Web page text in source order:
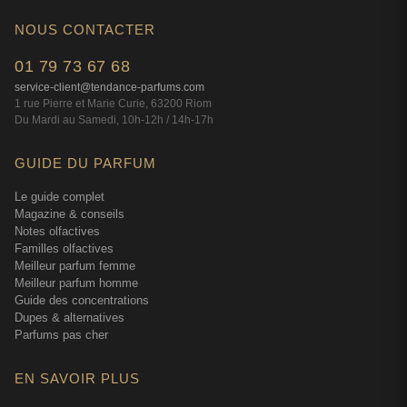
assez structuré pour ne pas disparaître en automne. C'est
segment qui tournait un peu en rond.
Le profil de celui qui porte Fuel for Life Il
attire un profil particulier. Ce ne sont pas forcément les plus
jeunes — contrairement à ce qu'on pourrait croire avec
une marque comme Diesel. C'est plutôt l'homme de 25-40
ans qui a déjà testé pas mal de choses et qui cherche
quelque chose d'un peu différent sans être trop décalé
pour autant. Celui qui assume de sentir l'anis étoilé un
matin de semaine, quoi.
un point : c'est un parfum qui fait réagir. Pas dans le sens
NOUS CONTACTER
01 79 73 67 68
service-client@tendance-parfums.com
1 rue Pierre et Marie Curie, 63200 Riom
Du Mardi au Samedi, 10h-12h / 14h-17h
GUIDE DU PARFUM
Le guide complet
Magazine & conseils
Notes olfactives
Familles olfactives
Meilleur parfum femme
Meilleur parfum homme
Guide des concentrations
Dupes & alternatives
Parfums pas cher
EN SAVOIR PLUS